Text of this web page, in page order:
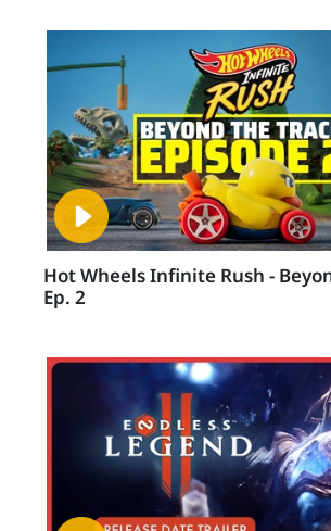
Hot Wheels Infinite Rush -
Ep. 2